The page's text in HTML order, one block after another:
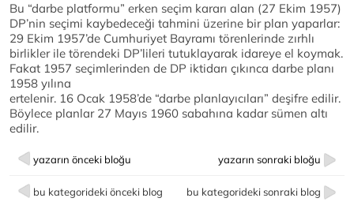
Bu “darbe platformu” erken seçim kararı alan (27 Ekim 1957)
DP’nin seçimi kaybedeceği tahmini üzerine bir plan yaparlar:
29 Ekim 1957’de Cumhuriyet Bayramı törenlerinde zırhlı
birlikler ile törendeki DP’lileri tutuklayarak idareye el koymak.
Fakat 1957 seçimlerinden de DP iktidarı çıkınca darbe planı
1958 yılına
ertelenir. 16 Ocak 1958’de “darbe planlayıcıları” deşifre edilir.
Böylece planlar 27 Mayıs 1960 sabahına kadar sümen altı
edilir.
yazarın önceki bloğu yazarın sonraki bloğu
bu kategorideki önceki blog bu kategorideki sonraki blog